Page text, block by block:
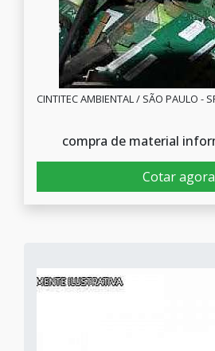
CINTITEC AMBIENTAL / SÃO PAULO -
compra de material
Cotar agora